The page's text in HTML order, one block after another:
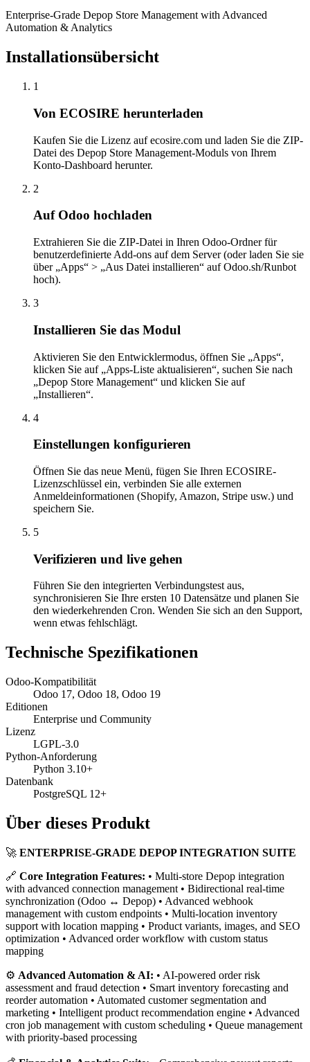
Enterprise-Grade Depop Store Management with Advanced
Automation & Analytics
Installationsübersicht
1
Von ECOSIRE herunterladen
Kaufen Sie die Lizenz auf ecosire.com und laden Sie die ZIP-
Datei des Depop Store Management-Moduls von Ihrem
Konto-Dashboard herunter.
2
Auf Odoo hochladen
Extrahieren Sie die ZIP-Datei in Ihren Odoo-Ordner für
benutzerdefinierte Add-ons auf dem Server (oder laden Sie sie
über „Apps“ > „Aus Datei installieren“ auf Odoo.sh/Runbot
hoch).
3
Installieren Sie das Modul
Aktivieren Sie den Entwicklermodus, öffnen Sie „Apps“,
klicken Sie auf „Apps-Liste aktualisieren“, suchen Sie nach
„Depop Store Management“ und klicken Sie auf
„Installieren“.
4
Einstellungen konfigurieren
Öffnen Sie das neue Menü, fügen Sie Ihren ECOSIRE-
Lizenzschlüssel ein, verbinden Sie alle externen
Anmeldeinformationen (Shopify, Amazon, Stripe usw.) und
speichern Sie.
5
Verifizieren und live gehen
Führen Sie den integrierten Verbindungstest aus,
synchronisieren Sie Ihre ersten 10 Datensätze und planen Sie
den wiederkehrenden Cron. Wenden Sie sich an den Support,
wenn etwas fehlschlägt.
Technische Spezifikationen
Odoo-Kompatibilität
Odoo 17, Odoo 18, Odoo 19
Editionen
Enterprise und Community
Lizenz
LGPL-3.0
Python-Anforderung
Python 3.10+
Datenbank
PostgreSQL 12+
Über dieses Produkt
🚀 ENTERPRISE-GRADE DEPOP INTEGRATION SUITE
🔗 Core Integration Features: • Multi-store Depop integration
with advanced connection management • Bidirectional real-time
synchronization (Odoo ↔ Depop) • Advanced webhook
management with custom endpoints • Multi-location inventory
support with location mapping • Product variants, images, and SEO
optimization • Advanced order workflow with custom status
mapping
⚙️ Advanced Automation & AI: • AI-powered order risk
assessment and fraud detection • Smart inventory forecasting and
reorder automation • Automated customer segmentation and
marketing • Intelligent product recommendation engine • Advanced
cron job management with custom scheduling • Queue management
with priority-based processing